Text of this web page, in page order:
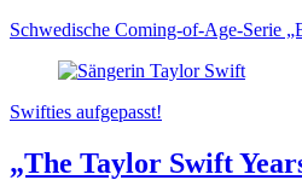
Schwedische Coming-of-Age-Serie
Swifties aufgepasst!
„The Taylor Swift